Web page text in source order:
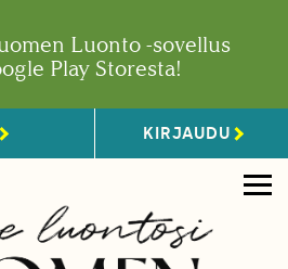
Luonto -sovellus
Play Storesta!
KIRJAUDU